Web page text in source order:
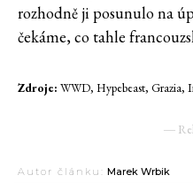
rozhodně ji posunulo na
čekáme, co tahle
Zdroje: WWD, Hypebeast, Grazia,
―
Autor článku: Marek Wrbik